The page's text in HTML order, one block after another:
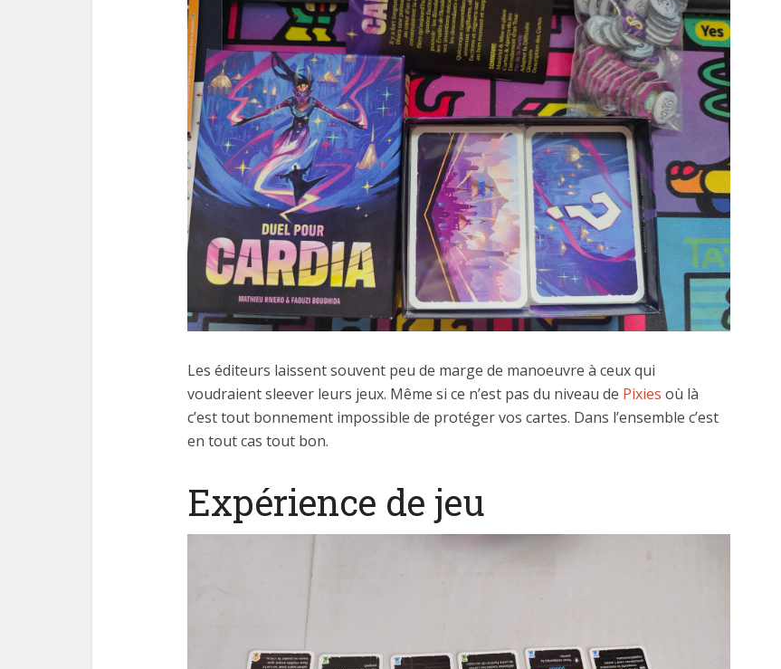
Les éditeurs laissent souvent peu de marge de manoeuvre à ceux qui
voudraient sleever leurs jeux. Même si ce n’est pas du niveau de Pixies où là
c’est tout bonnement impossible de protéger vos cartes. Dans l’ensemble c’est
en tout cas tout bon.
Expérience de jeu